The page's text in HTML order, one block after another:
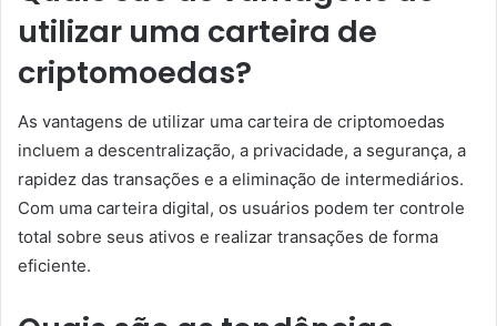
utilizar uma carteira de
criptomoedas?
As vantagens de utilizar uma carteira de criptomoedas
incluem a descentralização, a privacidade, a segurança, a
rapidez das transações e a eliminação de intermediários.
Com uma carteira digital, os usuários podem ter controle
total sobre seus ativos e realizar transações de forma
eficiente.